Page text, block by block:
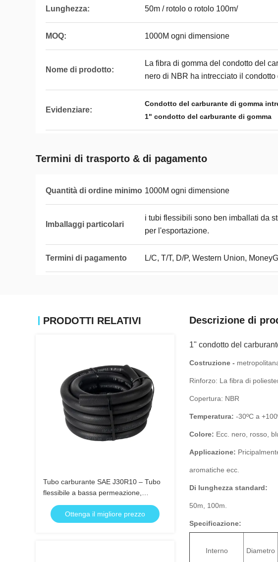
Lunghezza: 50m / rotolo o rotolo 100m/
MOQ: 1000M ogni dimensione
Nome di prodotto:
La fibra di gomma del condotto del
nero di NBR ha intrecciato il condotto
Evidenziare:
Condotto del carburante di gomma
1" condotto del carburante di gomma
Termini di trasporto & di pagamento
Quantità di ordine minimo 1000M ogni dimensione
Imballaggi particolari
i tubi flessibili sono ben imballati da
per l'esportazione.
Termini di pagamento L/C, T/T, D/P, Western Union,
PRODOTTI RELATIVI
Tubo carburante SAE J30R10 – Tubo
flessibile a bassa permeazione,
sommergibile, per benzina, diesel,
etanoloOttenga il migliore prezzo
Descrizione di
1" condotto del
Costruzione -
Rinforzo: La fibra di
Copertura: NBR
Temperatura: -30ºC a
Colore: Ecc. nero, rosso,
Applicazione:
aromatiche ecc.
Di lunghezza standard:
50m, 100m.
Specificazione:
Interno Diametro